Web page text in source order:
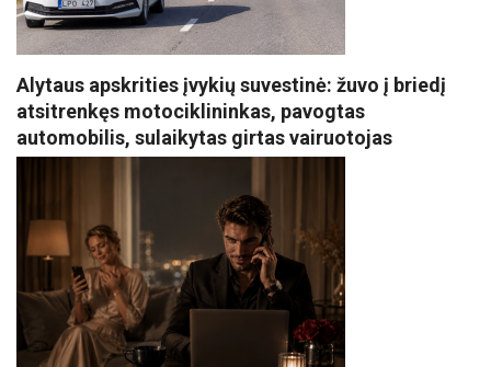
Alytaus apskrities įvykių suvestinė: žuvo į briedį
atsitrenkęs motociklininkas, pavogtas
automobilis, sulaikytas girtas vairuotojas